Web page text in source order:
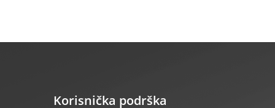
Korisnička podrška